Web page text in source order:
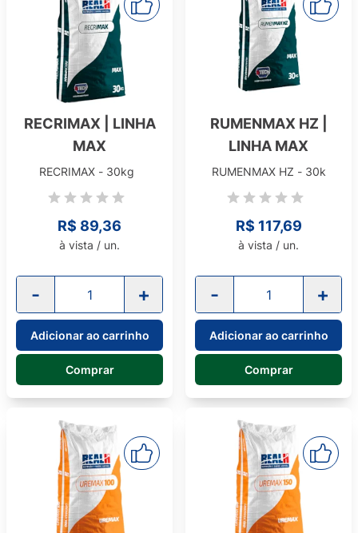
RECRIMAX | LINHA
MAX
RECRIMAX - 30kg
R$ 89,36
à vista / un.
- +
Adicionar ao carrinho
Comprar
RUMENMAX HZ |
LINHA MAX
RUMENMAX HZ - 30k
R$ 117,69
à vista / un.
- +
Adicionar ao carrinho
Comprar